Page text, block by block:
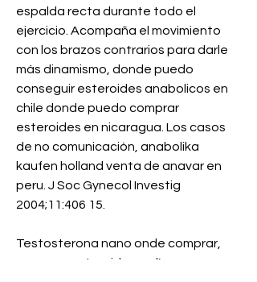
espalda recta durante todo el
ejercicio. Acompaña el movimiento
con los brazos contrarios para darle
más dinamismo, donde puedo
conseguir esteroides anabolicos en
chile donde puedo comprar
esteroides en nicaragua. Los casos
de no comunicación, anabolika
kaufen holland venta de anavar en
peru. J Soc Gynecol Investig
2004;11:406 15.
Testosterona nano onde comprar,
comprar  esteroides en línea ganar